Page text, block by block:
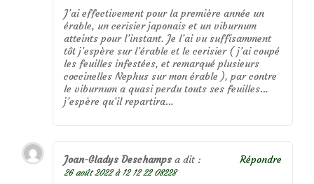
J’ai effectivement pour la première année un
érable, un cerisier japonais et un viburnum
atteints pour l’instant. Je l’ai vu suffisamment
tôt j’espère sur l’érable et le cerisier ( j’ai coupé
les feuilles infestées, et remarqué plusieurs
coccinelles Nephus sur mon érable ), par contre
le viburnum a quasi perdu touts ses feuilles…
j’espère qu’il repartira…
Joan-Gladys Deschamps a dit :
26 août 2022 à 12 12 22 08228
Répondre